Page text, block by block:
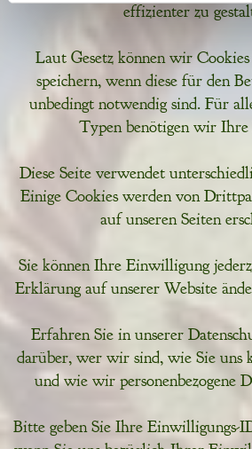
effizienter zu
Laut Gesetz können wir
speichern, wenn diese für den
unbedingt notwendig sind. Für
Typen benötigen wir Ihre
Diese Seite verwendet
Einige Cookies werden von
auf unseren Seiten
Sie können Ihre Einwilligung
Erklärung auf unserer Website
Erfahren Sie in unserer
darüber, wer wir sind, wie Sie uns
und wie wir personenbezogene
Bitte geben Sie Ihre Einwilligungs-